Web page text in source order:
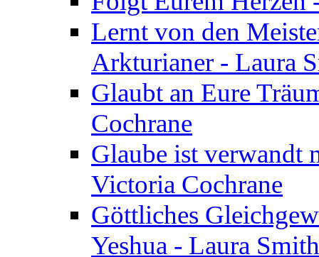
Lernt von den
Arkturianer - Laura
Glaubt an Eure
Cochrane
Glaube ist verwandt
Victoria Cochrane
Göttliches
Yeshua - Laura